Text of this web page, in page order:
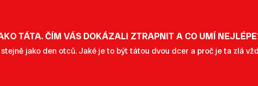
TÁTA. ČÍM VÁS DOKÁZALI ZTRAPNIT A CO UMÍ
jako den otců. Jaké je to být tátou dvou dcer a proč je ta zlá